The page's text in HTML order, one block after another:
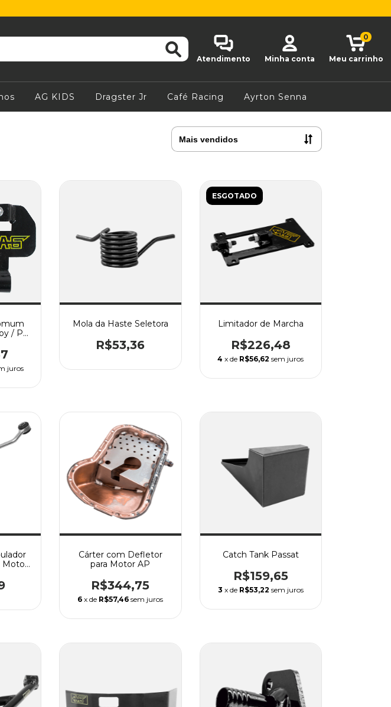
Atendimento Minha conta Meu carrinho
0
AG KIDS Dragster Jr Café Racing Ayrton Senna
/ Par
juros
Mola da Haste Seletora
R$53,36
ESGOTADO
Limitador de Marcha
R$226,48
4 x de R$56,62 sem juros
Motor
Cárter com Defletor
para Motor AP
R$344,75
6 x de R$57,46 sem juros
Catch Tank Passat
R$159,65
3 x de R$53,22 sem juros